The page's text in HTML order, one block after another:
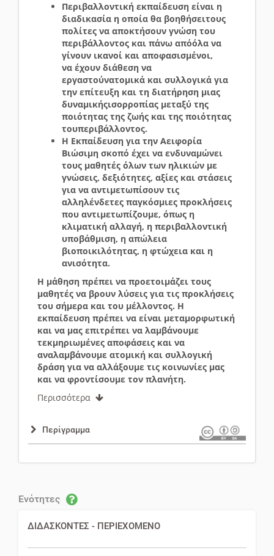
Περιβαλλοντική εκπαίδευση είναι η
διαδικασία η οποία θα βοηθήσειτους
πολίτες να αποκτήσουν γνώση του
περιβάλλοντος και πάνω απόόλα να
γίνουν ικανοί και αποφασισμένοι,
να έχουν διάθεση να
εργαστούνατομικά και συλλογικά για
την επίτευξη και τη διατήρηση μιας
δυναμικήςισορροπίας μεταξύ της
ποιότητας της ζωής και της ποιότητας
τουπεριβάλλοντος.
Η Εκπαίδευση για την Αειφορία
Βιώσιμη σκοπό έχει να ενδυναμώνει
τους μαθητές όλων των ηλικιών με
γνώσεις, δεξιότητες, αξίες και στάσεις
για να αντιμετωπίσουν τις
αλληλένδετες παγκόσμιες προκλήσεις
που αντιμετωπίζουμε, όπως η
κλιματική αλλαγή, η περιβαλλοντική
υποβάθμιση, η απώλεια
βιοποικιλότητας, η φτώχεια και η
ανισότητα.
Η μάθηση πρέπει να προετοιμάζει τους
μαθητές να βρουν λύσεις για τις προκλήσεις
του σήμερα και του μέλλοντος. Η
εκπαίδευση πρέπει να είναι μεταμορφωτική
και να μας επιτρέπει να λαμβάνουμε
τεκμηριωμένες αποφάσεις και να
αναλαμβάνουμε ατομική και συλλογική
δράση για να αλλάξουμε τις κοινωνίες μας
και να φροντίσουμε τον πλανήτη.
Περισσότερα
Περίγραμμα
Ενότητες
ΔΙΔΑΣΚΟΝΤΕΣ - ΠΕΡΙΕΧΟΜΕΝΟ